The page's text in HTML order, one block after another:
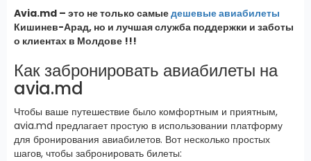
Avia.md – это не только самыедешевые авиабилеты
Кишинев-Арад, но и лучшая служба поддержки и заботы
о клиентах в Молдове !!!
Как забронировать авиабилеты на
avia.md
Чтобы ваше путешествие было комфортным и приятным,
avia.md предлагает простую в использовании платформу
для бронирования авиабилетов. Вот несколько простых
шагов, чтобы забронировать билеты: